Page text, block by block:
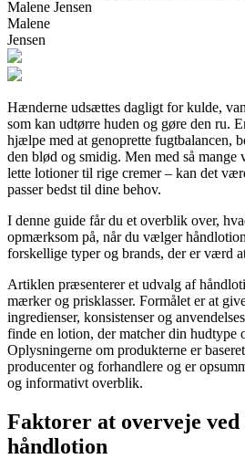
Malene Jensen
Malene
Jensen
Hænderne udsættes dagligt for kulde,
som kan udtørre huden og gøre den ru.
hjælpe med at genoprette fugtbalancen,
den blød og smidig. Men med så mange
lette lotioner til rige cremer – kan det
passer bedst til dine behov.
I denne guide får du et overblik over,
opmærksom på, når du vælger
forskellige typer og brands, der er værd
Artiklen præsenterer et udvalg af
mærker og prisklasser. Formålet er at
ingredienser, konsistenser og
finde en lotion, der matcher din hudtype
Oplysningerne om produkterne er
producenter og forhandlere og er
og informativt overblik.
Faktorer at overveje ved
håndlotion